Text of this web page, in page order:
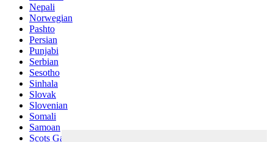
Nepali
Norwegian
Pashto
Persian
Punjabi
Serbian
Sesotho
Sinhala
Slovak
Slovenian
Somali
Samoan
Scots Gaelic